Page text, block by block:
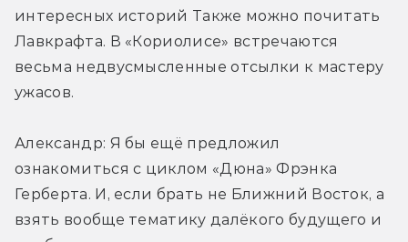
интересных историй Также можно почитать
Лавкрафта. В «Кориолисе» встречаются
весьма недвусмысленные отсылки к мастеру
ужасов.
Александр: Я бы ещё предложил
ознакомиться с циклом «Дюна» Фрэнка
Герберта. И, если брать не Ближний Восток, а
взять вообще тематику далёкого будущего и